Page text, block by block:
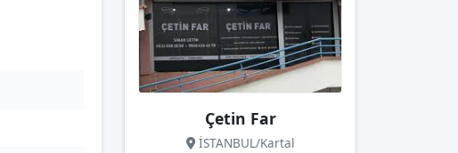
Çetin Far
İSTANBUL/Kartal